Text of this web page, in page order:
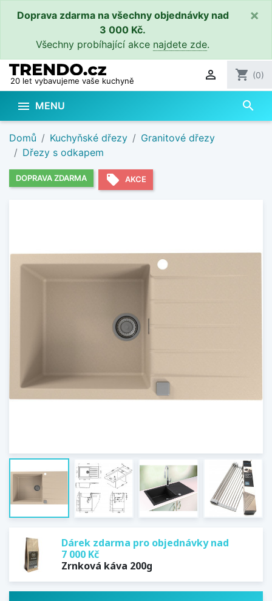
Doprava zdarma na všechny objednávky nad
3 000 Kč.
Všechny probíhající akce najdete zde.
×
20 let vybavujeme vaše kuchyně  shopping_cart (0)
 MENU search
Domů Kuchyňské dřezy
Granitové dřezy
Dřezy s odkapem
DOPRAVA ZDARMA local_offer AKCE
Dárek zdarma pro objednávky nad
7 000 Kč
Zrnková káva 200g